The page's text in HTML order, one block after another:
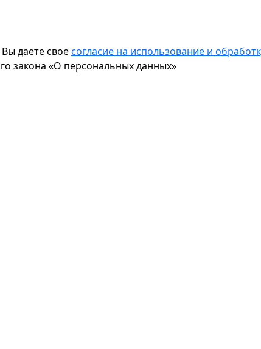
Вы даете своесогласие на использование и
закона «О персональных данных»